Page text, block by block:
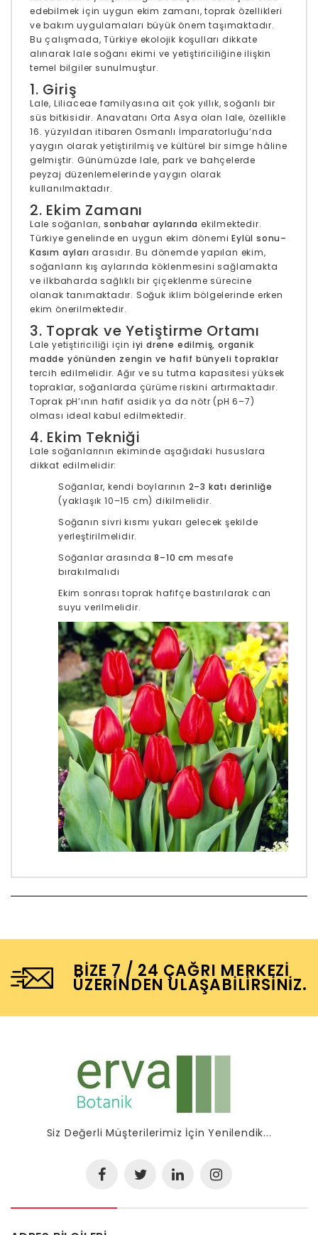
edebilmek için uygun ekim zamanı, toprak özellikleri
ve bakım uygulamaları büyük önem taşımaktadır.
Bu çalışmada, Türkiye ekolojik koşulları dikkate
alınarak lale soğanı ekimi ve yetiştiriciliğine ilişkin
temel bilgiler sunulmuştur.
1. Giriş
Lale, Liliaceae familyasına ait çok yıllık, soğanlı bir
süs bitkisidir. Anavatanı Orta Asya olan lale, özellikle
16. yüzyıldan itibaren Osmanlı İmparatorluğu’nda
yaygın olarak yetiştirilmiş ve kültürel bir simge hâline
gelmiştir. Günümüzde lale, park ve bahçelerde
peyzaj düzenlemelerinde yaygın olarak
kullanılmaktadır.
2. Ekim Zamanı
Lale soğanları, sonbahar aylarında ekilmektedir.
Türkiye genelinde en uygun ekim dönemiEylül sonu–
Kasım ayları arasıdır. Bu dönemde yapılan ekim,
soğanların kış aylarında köklenmesini sağlamakta
ve ilkbaharda sağlıklı bir çiçeklenme sürecine
olanak tanımaktadır. Soğuk iklim bölgelerinde erken
ekim önerilmektedir.
3. Toprak ve Yetiştirme Ortamı
Lale yetiştiriciliği için iyi drene edilmiş, organik
madde yönünden zengin ve hafif bünyeli topraklar
tercih edilmelidir. Ağır ve su tutma kapasitesi yüksek
topraklar, soğanlarda çürüme riskini artırmaktadır.
Toprak pH’ının hafif asidik ya da nötr (pH 6–7)
olması ideal kabul edilmektedir.
4. Ekim Tekniği
Lale soğanlarının ekiminde aşağıdaki hususlara
dikkat edilmelidir:
Soğanlar, kendi boylarının 2–3 katı derinliğe
(yaklaşık 10–15 cm) dikilmelidir.
Soğanın sivri kısmı yukarı gelecek şekilde
yerleştirilmelidir.
Soğanlar arasında8–10 cm mesafe
bırakılmalıdı
Ekim sonrası toprak hafifçe bastırılarak can
suyu verilmelidir.
BIZE 7 / 24 ÇAĞRI MERKEZI
ÜZERINDEN ULAŞABILIRSINIZ.
Siz Değerli Müşterilerimiz İçin Yenilendik...